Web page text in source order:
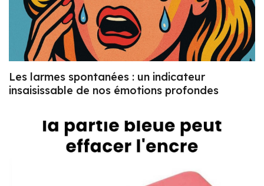
Les larmes spontanées : un indicateur
insaisissable de nos émotions profondes